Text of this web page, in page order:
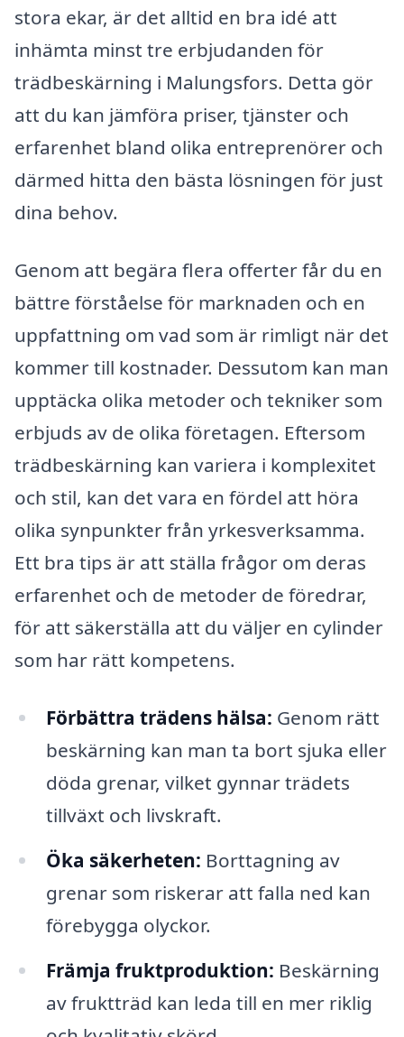
stora ekar, är det alltid en bra idé att
inhämta minst tre erbjudanden för
trädbeskärning i Malungsfors. Detta gör
att du kan jämföra priser, tjänster och
erfarenhet bland olika entreprenörer och
därmed hitta den bästa lösningen för just
dina behov.
Genom att begära flera offerter får du en
bättre förståelse för marknaden och en
uppfattning om vad som är rimligt när det
kommer till kostnader. Dessutom kan man
upptäcka olika metoder och tekniker som
erbjuds av de olika företagen. Eftersom
trädbeskärning kan variera i komplexitet
och stil, kan det vara en fördel att höra
olika synpunkter från yrkesverksamma.
Ett bra tips är att ställa frågor om deras
erfarenhet och de metoder de föredrar,
för att säkerställa att du väljer en cylinder
som har rätt kompetens.
Förbättra trädens hälsa: Genom rätt
beskärning kan man ta bort sjuka eller
döda grenar, vilket gynnar trädets
tillväxt och livskraft.
Öka säkerheten: Borttagning av
grenar som riskerar att falla ned kan
förebygga olyckor.
Främja fruktproduktion: Beskärning
av fruktträd kan leda till en mer riklig